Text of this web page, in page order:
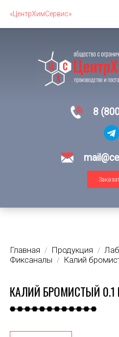
«ЦентрХимСервис»
8
Главная / Продукция /
Фиксаналы / Калий
КАЛИЙ БРОМИСТЫЙ 0.1